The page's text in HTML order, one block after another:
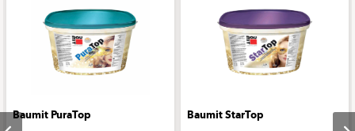
Baumit PuraTop Baumit StarTop